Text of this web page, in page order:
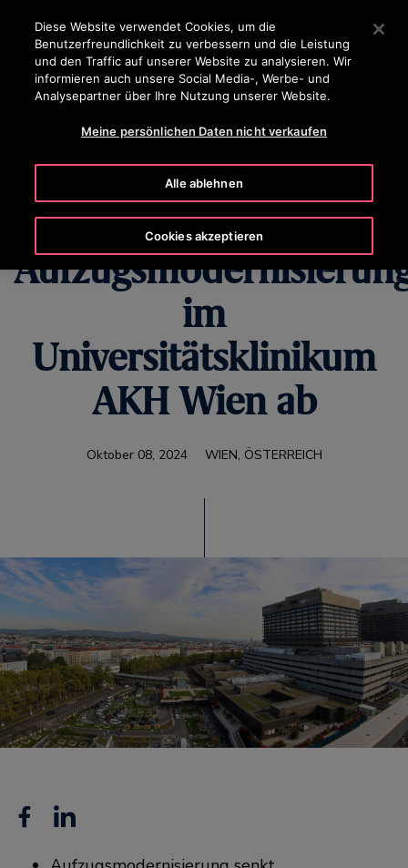
Drücken Sie die Eingabetaste, um zum Hauptinhalt zu
SUCHEN
Otis schließt
umfassende
im
Universitätsklinikum
AKH Wien ab
Oktober 08, 2024 WIEN, ÖSTERREICH
Facebook
Linkedin
Diese Website verwendet Cookies, um die
Benutzerfreundlichkeit zu verbessern und die Leistung
und den Traffic auf unserer Website zu analysieren. Wir
informieren auch unsere Social Media-, Werbe- und
Analysepartner über Ihre Nutzung unserer Website.
Meine persönlichen Daten nicht verkaufen
Alle ablehnen
Cookies akzeptieren